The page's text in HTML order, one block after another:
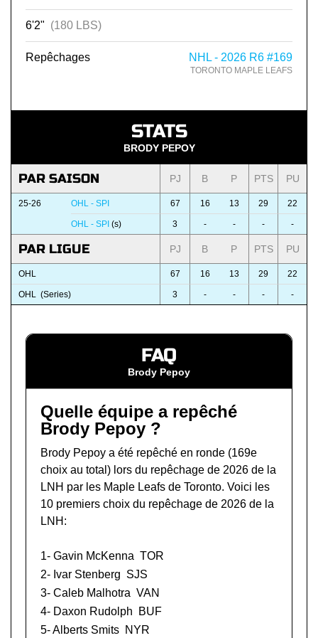
6'2" (180 LBS)
Repêchages NHL - 2026 R6 #169
TORONTO MAPLE LEAFS
STATS
BRODY PEPOY
PAR SAISON PJ B P PTS PU
25-26 OHL - SPI 67 16 13 29 22
OHL - SPI (s) 3 - - - -
PAR LIGUE PJ B P PTS PU
OHL 67 16 13 29 22
OHL (Series) 3 - - - -
FAQ
Brody Pepoy
Quelle équipe a repêché
Brody Pepoy ?
Brody Pepoy a été repêché en ronde (169e
choix au total) lors du repêchage de 2026 de la
LNH par les Maple Leafs de Toronto. Voici les
10 premiers choix du repêchage de 2026 de la
LNH:
1- Gavin McKenna TOR
2- Ivar Stenberg SJS
3- Caleb Malhotra VAN
4- Daxon Rudolph
BUF
5-Alberts Smits NYR